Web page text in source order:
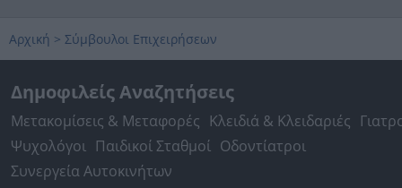
Αρχική > Σύμβουλοι Επιχειρήσεων
Δημοφιλείς Αναζητήσεις
Μετακομίσεις & Μεταφορές Κλειδιά & Κλειδαριές
Ψυχολόγοι Παιδικοί Σταθμοί Οδοντίατροι
Συνεργεία Αυτοκινήτων